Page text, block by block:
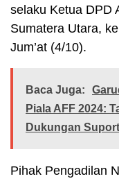
selaku Ketua DPD
Sumatera Utara,
Jum’at (4/10).
Baca Juga:
Piala AFF 2024:
Dukungan
Pihak Pengadilan